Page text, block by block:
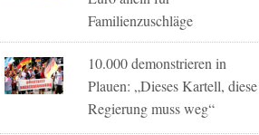
Familienzuschläge
10.000 demonstrieren in
Plauen: „Dieses Kartell, diese
Regierung muss weg“